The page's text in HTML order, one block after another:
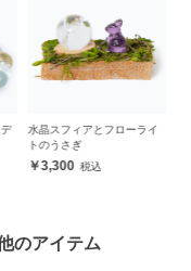
水晶スフィアとフローライ
トのうさぎ
3,300
のアイテム